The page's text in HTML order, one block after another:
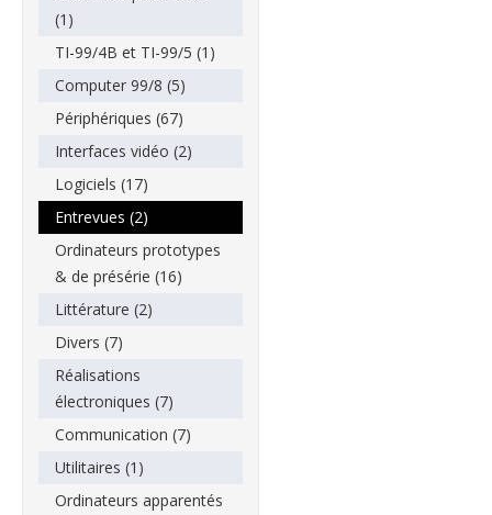
(1)
TI-99/4B et TI-99/5 (1)
Computer 99/8 (5)
Périphériques (67)
Interfaces vidéo (2)
Logiciels (17)
Entrevues (2)
Ordinateurs prototypes
& de présérie (16)
Littérature (2)
Divers (7)
Réalisations
électroniques (7)
Communication (7)
Utilitaires (1)
Ordinateurs apparentés